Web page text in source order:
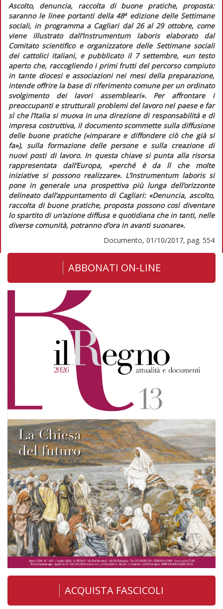
Ascolto, denuncia, raccolta di buone pratiche, proposta:
saranno le linee portanti della 48aedizione delle Settimane
sociali, in programma a Cagliari dal 26 al 29 ottobre, come
viene illustrato dall’Instrumentum laboris elaborato dal
Comitato scientifico e organizzatore delle Settimane sociali
dei cattolici italiani, e pubblicato il 7 settembre, «un testo
aperto che, raccogliendo i primi frutti del percorso compiuto
in tante diocesi e associazioni nei mesi della preparazione,
intende offrire la base di riferimento comune per un ordinato
svolgimento dei lavori assembleari». Per affrontare i
preoccupanti e strutturali problemi del lavoro nel paese e far
sì che l’Italia si muova in una direzione di responsabilità e di
impresa costruttiva, il documento scommette sulla diffusione
delle buone pratiche («imparare e diffondere ciò che già si
fa»), sulla formazione delle persone e sulla creazione di
nuovi posti di lavoro. In questa chiave si punta alla risorsa
rappresentata dall’Europa, «perché è da lì che molte
iniziative si possono realizzare». L’Instrumentum laborissi
pone in generale una prospettiva più lunga dell’orizzonte
delineato dall’appuntamento di Cagliari: «Denuncia, ascolto,
raccolta di buone pratiche, proposta possono così diventare
lo spartito di un’azione diffusa e quotidiana che in tanti, nelle
diverse comunità, potranno d’ora in avanti suonare».
Documento, 01/10/2017, pag. 554
ABBONATI ON-LINE
ACQUISTA FASCICOLI